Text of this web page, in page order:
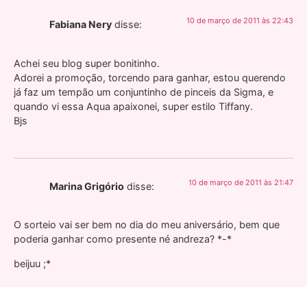
Fabiana Nery disse: 10 de março de 2011 às 22:43
Achei seu blog super bonitinho.
Adorei a promoção, torcendo para ganhar, estou querendo
já faz um tempão um conjuntinho de pinceis da Sigma, e
quando vi essa Aqua apaixonei, super estilo Tiffany.
Bjs
Marina Grigório disse: 10 de março de 2011 às 21:47
O sorteio vai ser bem no dia do meu aniversário, bem que
poderia ganhar como presente né andreza? *-*
beijuu ;*